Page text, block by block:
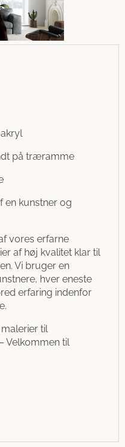
på træramme
en kunstner og
vores erfarne
af høj kvalitet klar til
Vi bruger en
hver eneste
erfaring indenfor
til
Velkommen til